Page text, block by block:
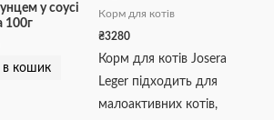
у соусі
100г
кошик
Корм для котів
₴3280
Корм для котів Josera
Leger підходить для
малоактивних котів,